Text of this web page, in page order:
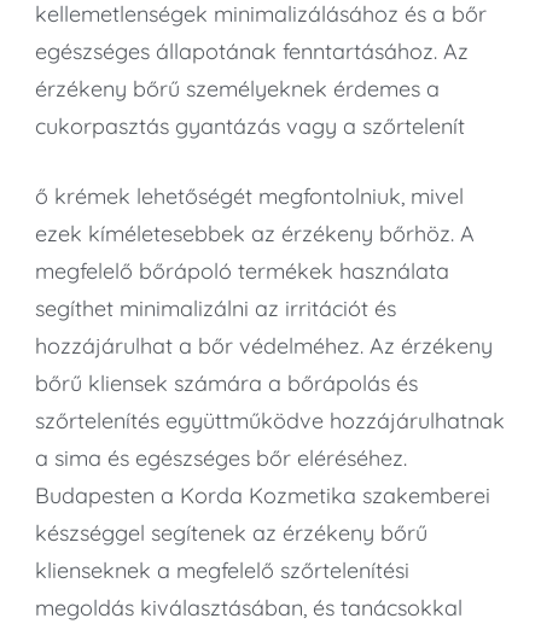
kellemetlenségek minimalizálásához és a bőr
egészséges állapotának fenntartásához. Az
érzékeny bőrű személyeknek érdemes a
cukorpasztás gyantázás vagy a szőrtelenít
ő krémek lehetőségét megfontolniuk, mivel
ezek kíméletesebbek az érzékeny bőrhöz. A
megfelelő bőrápoló termékek használata
segíthet minimalizálni az irritációt és
hozzájárulhat a bőr védelméhez. Az érzékeny
bőrű kliensek számára a bőrápolás és
szőrtelenítés együttműködve hozzájárulhatnak
a sima és egészséges bőr eléréséhez.
Budapesten a Korda Kozmetika szakemberei
készséggel segítenek az érzékeny bőrű
klienseknek a megfelelő szőrtelenítési
megoldás kiválasztásában, és tanácsokkal